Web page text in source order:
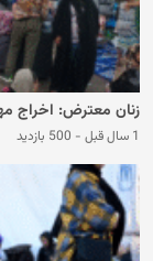
زنان معترض: اخراج
1 سال قبل - 500 بازدید